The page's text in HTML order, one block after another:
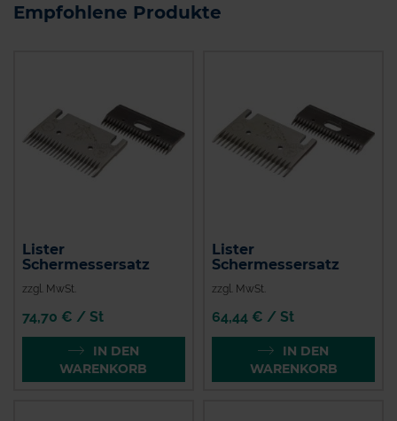
Empfohlene Produkte
Lister
Schermessersatz
zzgl. MwSt.
74,70 € / St
IN DEN
WARENKORB
Lister
Schermessersatz
zzgl. MwSt.
64,44 € / St
IN DEN
WARENKORB